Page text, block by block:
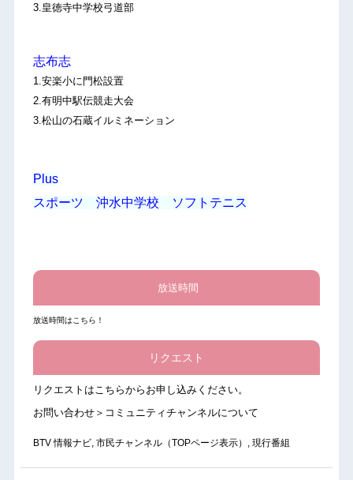
3.皇徳寺中学校弓道部
志布志
1.安楽小に門松設置
2.有明中駅伝競走大会
3.松山の石蔵イルミネーション
Plus
スポーツ 沖水中学校 ソフトテニス
放送時間
放送時間はこちら！
リクエスト
リクエストは こちらからお申し込みください。
お問い合わせ＞コミュニティチャンネルについて
BTV 情報ナビ, 市民チャンネル（TOPページ表示） , 現行番組